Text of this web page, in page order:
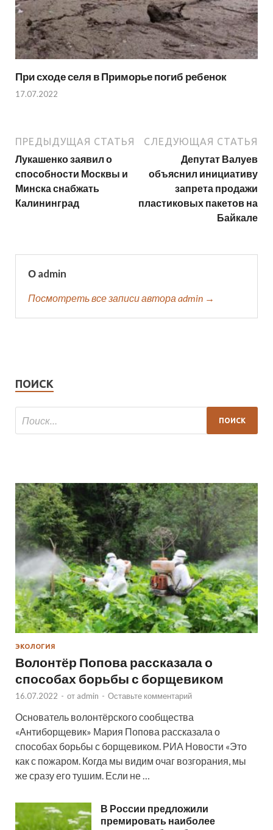
При сходе селя в Приморье погиб ребенок
17.07.2022
ПРЕДЫДУЩАЯ СТАТЬЯ
Лукашенко заявил о
способности Москвы и
Минска снабжать
Калининград
СЛЕДУЮЩАЯ СТАТЬЯ
Депутат Валуев
объяснил инициативу
запрета продажи
пластиковых пакетов на
Байкале
О admin
Посмотреть все записи автора admin →
ПОИСК
ЭКОЛОГИЯ
Волонтёр Попова рассказала о
способах борьбы с борщевиком
16.07.2022 - от admin - Оставьте комментарий
Основатель волонтёрского сообщества
«Антиборщевик» Мария Попова рассказала о
способах борьбы с борщевиком. РИА Новости «Это
как с пожаром. Когда мы видим очаг возгорания, мы
же сразу его тушим. Если не …
В России предложили
премировать наиболее